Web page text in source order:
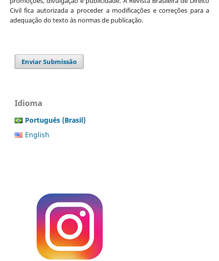
Civil fica autorizada a proceder a modificações e correções para a
adequação do texto às normas de publicação.
Enviar Submissão
Idioma
Português (Brasil)
English